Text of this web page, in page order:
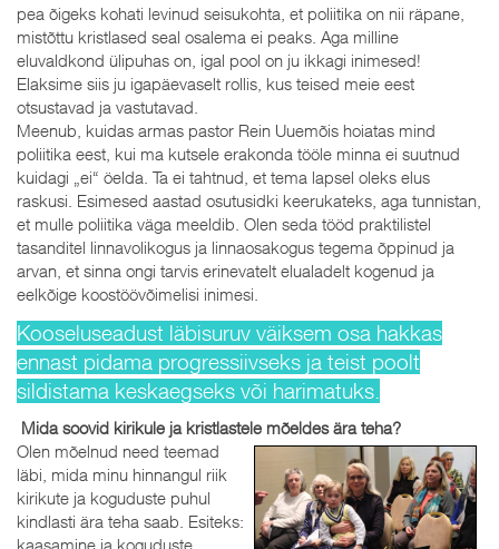
pea õigeks kohati levinud seisukohta, et poliitika on nii räpane,
mistõttu kristlased seal osalema ei peaks. Aga milline
eluvaldkond ülipuhas on, igal pool on ju ikkagi inimesed!
Elaksime siis ju igapäevaselt rollis, kus teised meie eest
otsustavad ja vastutavad.
Meenub, kuidas armas pastor Rein Uuemõis hoiatas mind
poliitika eest, kui ma kutsele erakonda tööle minna ei suutnud
kuidagi „ei“ öelda. Ta ei tahtnud, et tema lapsel oleks elus
raskusi. Esimesed aastad osutusidki keerukateks, aga tunnistan,
et mulle poliitika väga meeldib. Olen seda tööd praktilistel
tasanditel linnavolikogus ja linnaosakogus tegema õppinud ja
arvan, et sinna ongi tarvis erinevatelt elualadelt kogenud ja
eelkõige koostöövõimelisi inimesi.
Kooseluseadust läbisuruv väiksem osa hakkas
ennast pidama progressiivseks ja teist poolt
sildistama keskaegseks või harimatuks.
Mida soovid kirikule ja kristlastele mõeldes ära teha?
Olen mõelnud need teemad
läbi, mida minu hinnangul riik
kirikute ja koguduste puhul
kindlasti ära teha saab. Esiteks:
kaasamine ja koguduste